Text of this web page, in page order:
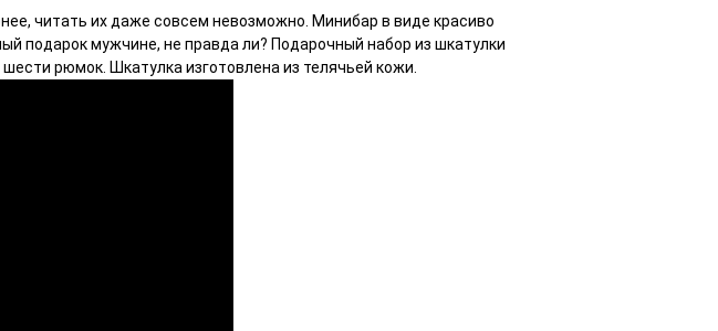
читать их даже совсем невозможно. Минибар в виде красиво
подарок мужчине, не правда ли? Подарочный набор из шкатулки
рюмок. Шкатулка изготовлена из телячьей кожи.